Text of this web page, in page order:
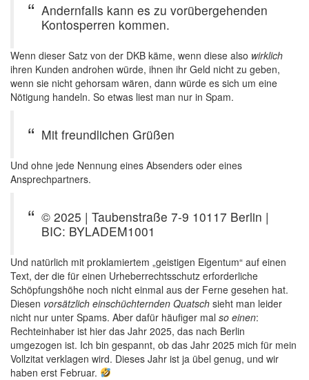
Andernfalls kann es zu vorübergehenden
Kontosperren kommen.
Wenn dieser Satz von der DKB käme, wenn diese also wirklich
ihren Kunden androhen würde, ihnen ihr Geld nicht zu geben,
wenn sie nicht gehorsam wären, dann würde es sich um eine
Nötigung handeln. So etwas liest man nur in Spam.
Mit freundlichen Grüßen
Und ohne jede Nennung eines Absenders oder eines
Ansprechpartners.
© 2025 | Taubenstraße 7-9 10117 Berlin |
BIC: BYLADEM1001
Und natürlich mit proklamiertem „geistigen Eigentum“ auf einen
Text, der die für einen Urheberrechtsschutz erforderliche
Schöpfungshöhe noch nicht einmal aus der Ferne gesehen hat.
Diesen vorsätzlich einschüchternden Quatsch sieht man leider
nicht nur unter Spams. Aber dafür häufiger mal so einen:
Rechteinhaber ist hier das Jahr 2025, das nach Berlin
umgezogen ist. Ich bin gespannt, ob das Jahr 2025 mich für mein
Vollzitat verklagen wird. Dieses Jahr ist ja übel genug, und wir
haben erst Februar.